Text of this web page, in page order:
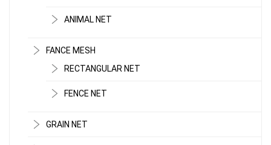
ANIMAL NET
FANCE MESH
RECTANGULAR NET
FENCE NET
GRAIN NET